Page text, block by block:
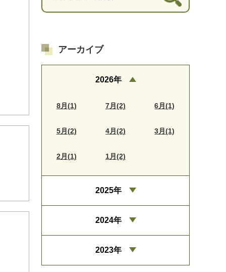
アーカイブ
2026年
8月(1) 7月(2) 6月(1)
5月(2) 4月(2) 3月(1)
2月(1) 1月(2)
2025年
2024年
2023年